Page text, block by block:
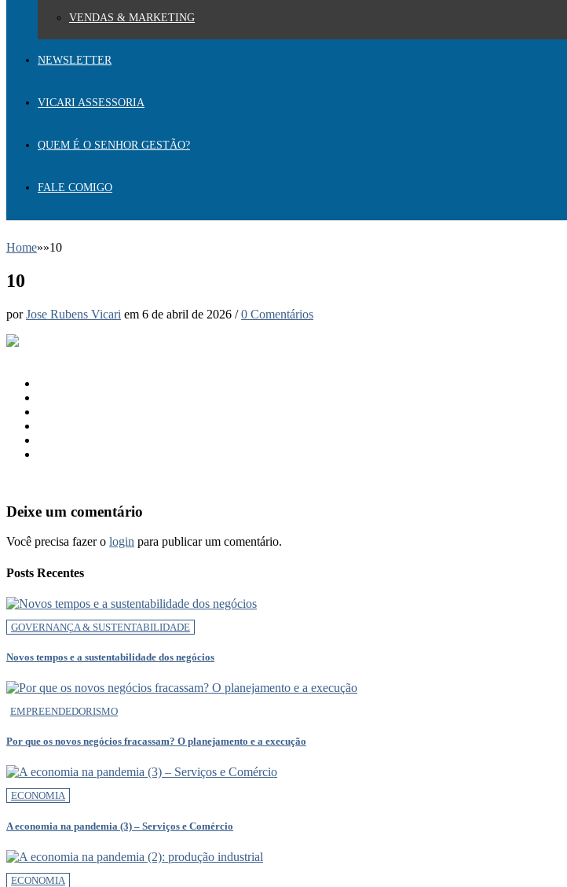
VENDAS & MARKETING
NEWSLETTER
VICARI ASSESSORIA
QUEM É O SENHOR GESTÃO?
FALE COMIGO
Home»»10
10
porJose Rubens Vicari em 6 de abril de 2026 /0 Comentários
Deixe um comentário
Você precisa fazer o login para publicar um comentário.
Posts Recentes
GOVERNANÇA & SUSTENTABILIDADE
Novos tempos e a sustentabilidade dos negócios
EMPREENDEDORISMO
Por que os novos negócios fracassam? O planejamento e a execução
ECONOMIA
A economia na pandemia (3) – Serviços e Comércio
ECONOMIA